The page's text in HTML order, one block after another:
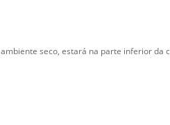
seco, estará na parte inferior